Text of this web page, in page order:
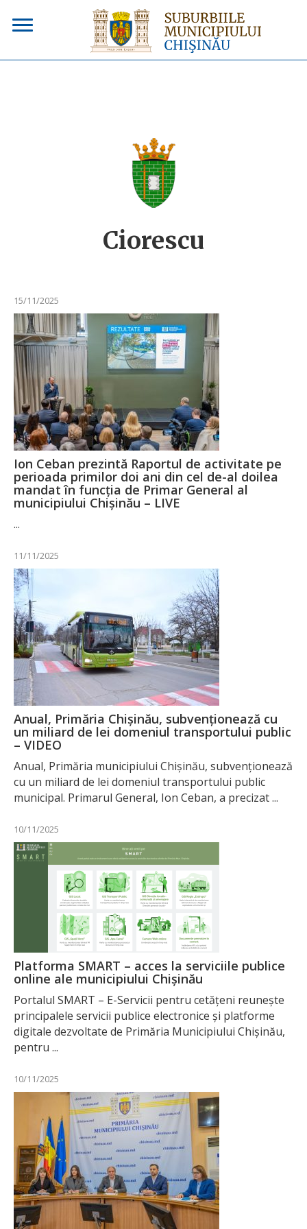
Ciorescu
15/11/2025
Ion Ceban prezintă Raportul de activitate pe
perioada primilor doi ani din cel de-al doilea
mandat în funcția de Primar General al
municipiului Chișinău – LIVE
...
11/11/2025
Anual, Primăria Chișinău, subvenționează cu
un miliard de lei domeniul transportului public
– VIDEO
Anual, Primăria municipiului Chișinău, subvenționează
cu un miliard de lei domeniul transportului public
municipal. Primarul General, Ion Ceban, a precizat ...
10/11/2025
Platforma SMART – acces la serviciile publice
online ale municipiului Chișinău
Portalul SMART – E-Servicii pentru cetățeni reunește
principalele servicii publice electronice și platforme
digitale dezvoltate de Primăria Municipiului Chișinău,
pentru ...
10/11/2025